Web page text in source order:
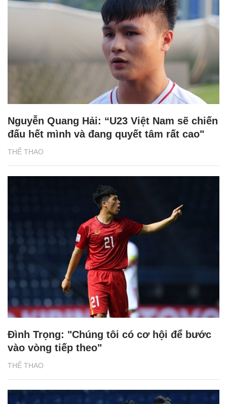
THỂ THAO
Nguyễn Quang Hải: “U23 Việt Nam sẽ chiến
đấu hết mình và đang quyết tâm rất cao"
THỂ THAO
Đình Trọng: "Chúng tôi có cơ hội để bước
vào vòng tiếp theo"